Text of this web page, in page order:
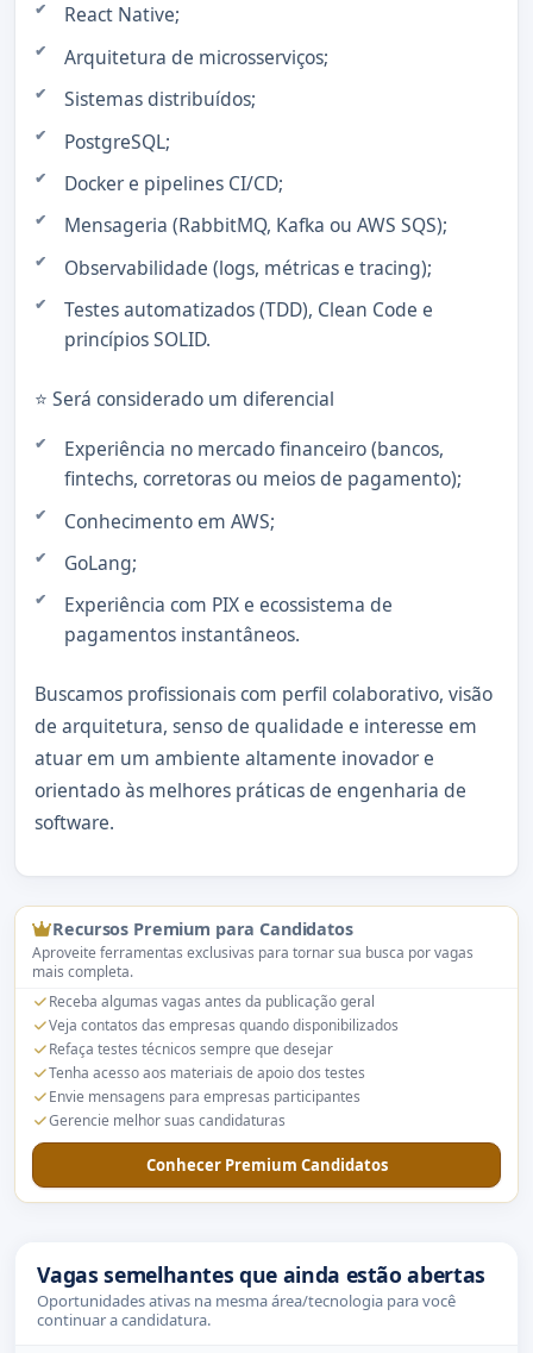
React Native;
Arquitetura de microsserviços;
Sistemas distribuídos;
PostgreSQL;
Docker e pipelines CI/CD;
Mensageria (RabbitMQ, Kafka ou AWS SQS);
Observabilidade (logs, métricas e tracing);
Testes automatizados (TDD), Clean Code e
princípios SOLID.
⭐ Será considerado um diferencial
Experiência no mercado financeiro (bancos,
fintechs, corretoras ou meios de pagamento);
Conhecimento em AWS;
GoLang;
Experiência com PIX e ecossistema de
pagamentos instantâneos.
Buscamos profissionais com perfil colaborativo, visão
de arquitetura, senso de qualidade e interesse em
atuar em um ambiente altamente inovador e
orientado às melhores práticas de engenharia de
software.
Recursos Premium para Candidatos
Aproveite ferramentas exclusivas para tornar sua busca por vagas
mais completa.
Receba algumas vagas antes da publicação geral
Veja contatos das empresas quando disponibilizados
Refaça testes técnicos sempre que desejar
Tenha acesso aos materiais de apoio dos testes
Envie mensagens para empresas participantes
Gerencie melhor suas candidaturas
Conhecer Premium Candidatos
Vagas semelhantes que ainda estão abertas
Oportunidades ativas na mesma área/tecnologia para você
continuar a candidatura.